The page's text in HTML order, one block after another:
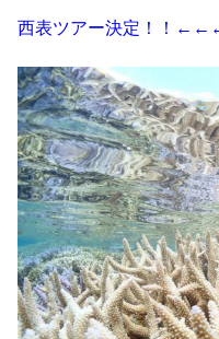
西表ツアー決定！！